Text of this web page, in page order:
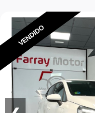
VENDIDO